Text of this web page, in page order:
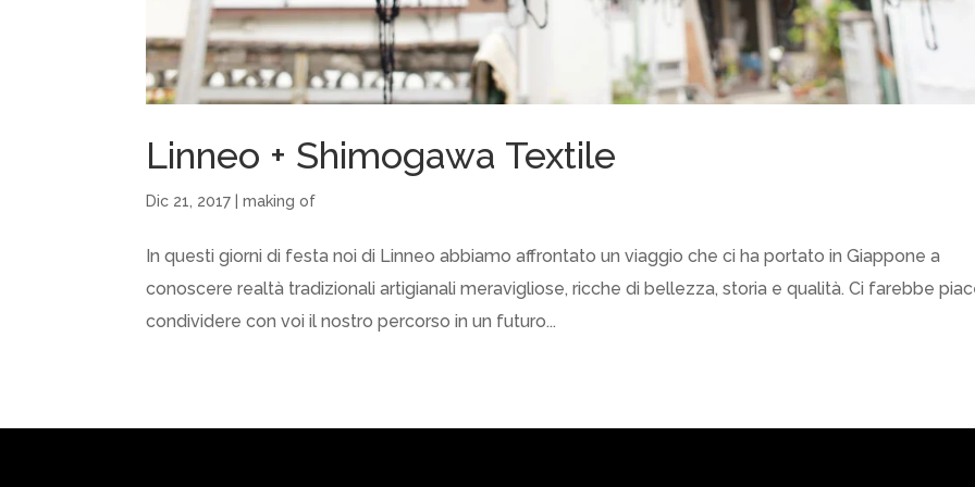
Linneo + Shimogawa Textile
Dic 21, 2017 |making of
In questi giorni di festa noi di Linneo abbiamo affrontato un viaggio che ci ha portato in Giappone a
conoscere realtà tradizionali artigianali meravigliose, ricche di bellezza, storia e qualità. Ci farebbe
condividere con voi il nostro percorso in un futuro...